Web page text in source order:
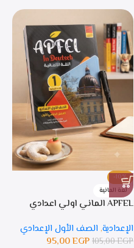
-10%
لغة المانية
APFEL الماني اولي اعدادي
الإعدادية, الصف الأول الإعدادي
105,00EGP
95,00EGP